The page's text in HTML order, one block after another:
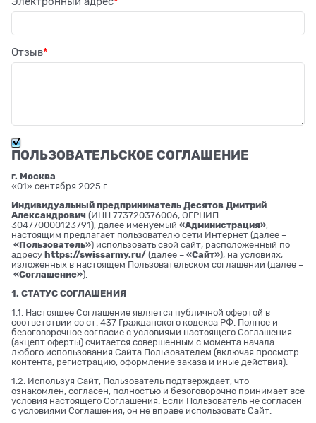
Отзыв
ПОЛЬЗОВАТЕЛЬСКОЕ СОГЛАШЕНИЕ
г. Москва
«01» сентября 2025 г.
Индивидуальный предприниматель Десятов Дмитрий
Александрович (ИНН 773720376006, ОГРНИП
304770000123791), далее именуемый «Администрация»,
настоящим предлагает пользователю сети Интернет (далее –
«Пользователь») использовать свой сайт, расположенный по
адресу https://swissarmy.ru/ (далее – «Сайт»), на условиях,
изложенных в настоящем Пользовательском соглашении (далее –
«Соглашение»).
1. СТАТУС СОГЛАШЕНИЯ
1.1. Настоящее Соглашение является публичной офертой в
соответствии со ст. 437 Гражданского кодекса РФ. Полное и
безоговорочное согласие с условиями настоящего Соглашения
(акцепт оферты) считается совершенным с момента начала
любого использования Сайта Пользователем (включая просмотр
контента, регистрацию, оформление заказа и иные действия).
1.2. Используя Сайт, Пользователь подтверждает, что
ознакомлен, согласен, полностью и безоговорочно принимает все
условия настоящего Соглашения. Если Пользователь не согласен
с условиями Соглашения, он не вправе использовать Сайт.